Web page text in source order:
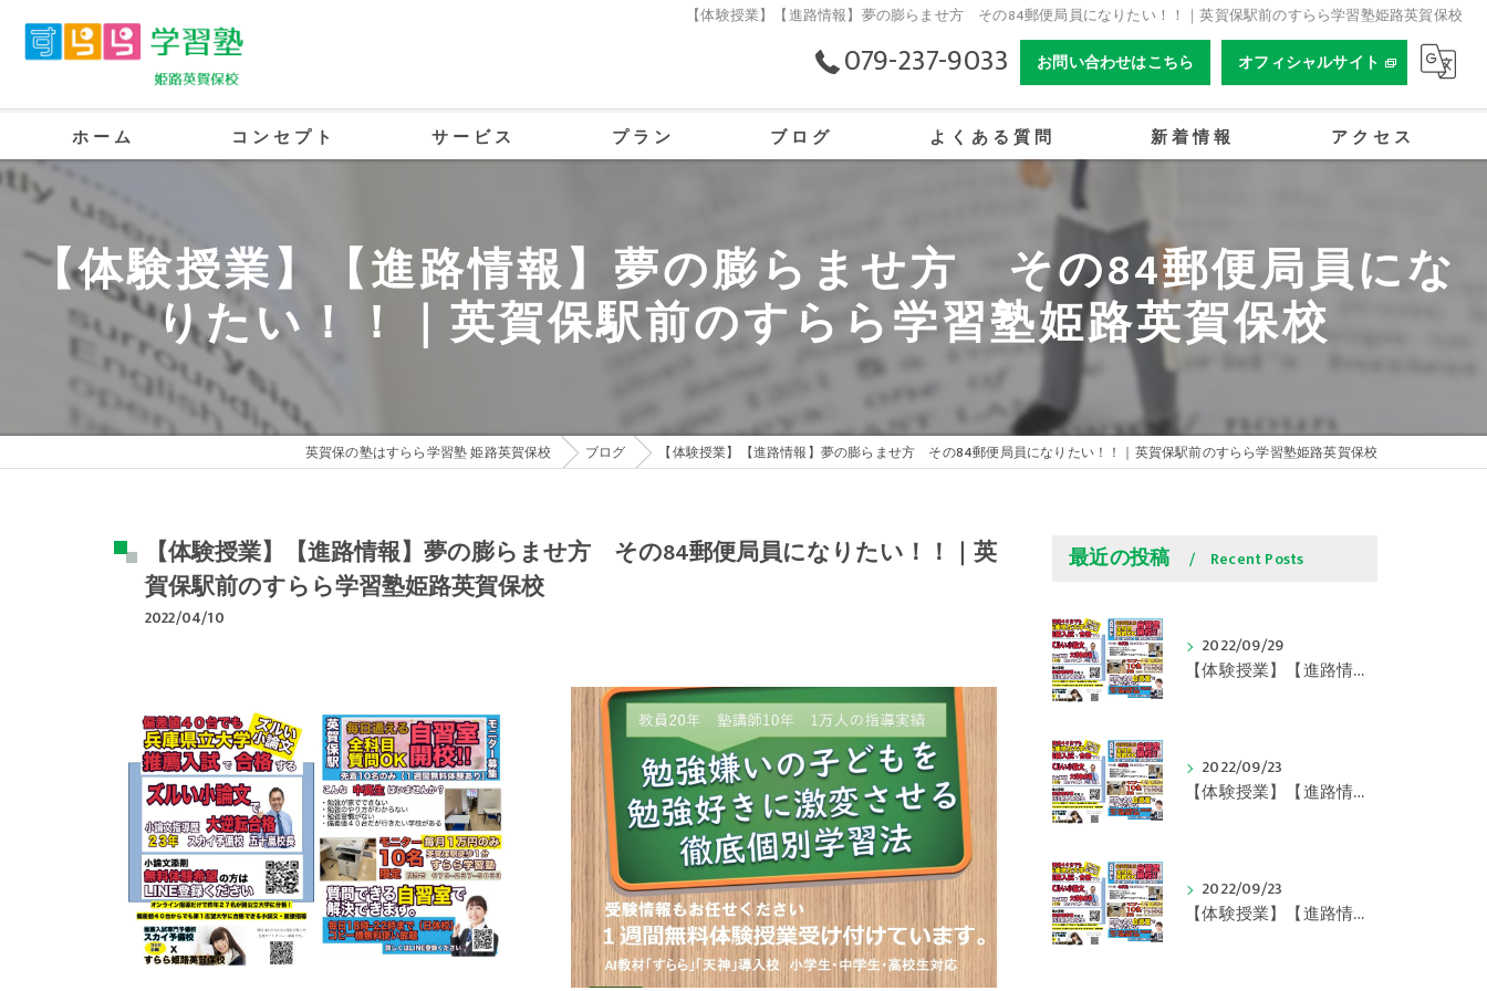
【体験授業】【進路情報】夢の膨らませ方 その84郵便局員になりたい！！｜英賀保駅前のすらら学習塾姫路英賀保校
079-237-9033 お問い合わせはこちら オフィシャルサイト
ホーム コンセプト
英賀保の塾･すらら学習塾 姫路英賀保校の評判
英賀保の塾･すらら学習塾 姫路英賀保校のお客様の声
サービス プラン ブログ よくある質問 新着情報 アクセス
【体験授業】【進路情報】夢の膨らませ方 その84郵便局員にな
りたい！！｜英賀保駅前のすらら学習塾姫路英賀保校
英賀保の塾はすらら学習塾 姫路英賀保校 ブログ 【体験授業】【進路情報】夢の膨らませ方 その84郵便局員になりたい！！｜英賀保駅前のすらら学習塾姫路英賀保校
【体験授業】【進路情報】夢の膨らませ方 その84郵便局員になりたい！！｜英
賀保駅前のすらら学習塾姫路英賀保校
2022/04/10
最近の投稿 Recent Posts
2022/09/29
【体験授業】【進路情報】学びの豆知識 その108 やはり、これに帰ってくる？｜英賀保駅前のすらら学習塾姫路英賀保校
2022/09/23
【体験授業】【進路情報】学びの豆知識 その107 実力テストや模試が苦手な人は｜英賀保駅前のすらら学習塾姫路英賀保校
2022/09/23
【体験授業】【進路情報】学びの豆知識 その106 やはり目的がないとモチベーションが上がらない ｜英賀保駅前のすらら学習塾姫路英賀保校